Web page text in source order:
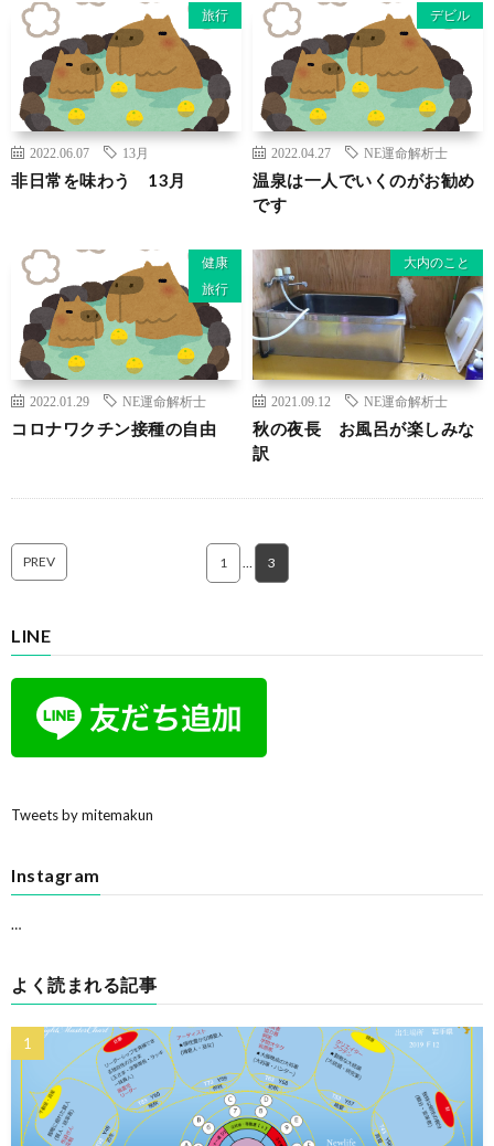
旅行
2022.06.07 13月
非日常を味わう 13月
デビル
2022.04.27 NE運命解析士
温泉は一人でいくのがお勧め
です
健康
旅行
2022.01.29 NE運命解析士
コロナワクチン接種の自由
大内のこと
2021.09.12 NE運命解析士
秋の夜長 お風呂が楽しみな
訳
PREV 1 3
LINE
Tweets by mitemakun
Instagram
…
よく読まれる記事